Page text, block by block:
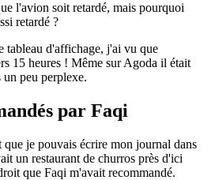
l'avion soit retardé, mais pourquoi
retardé ?
tableau d'affichage, j'ai vu que
15 heures ! Même sur Agoda il était
peu perplexe.
par Faqi
je pouvais écrire mon journal dans
un restaurant de churros près d'ici
que Faqi m'avait recommandé.